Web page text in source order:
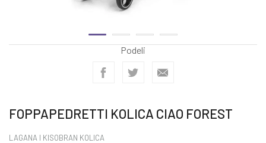
Podeli
FOPPAPEDRETTI KOLICA CIAO FOREST
LAGANA I KISOBRAN KOLICA